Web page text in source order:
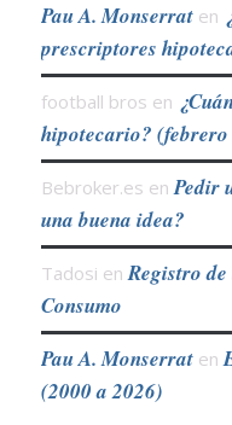
Pau A. Monserraten
prescriptores
football bros en
hipotecario? (febrero
Bebroker.es enPedir
una buena idea?
Tadosi enRegistro
Consumo
Pau A. Monserraten
(2000 a 2026)